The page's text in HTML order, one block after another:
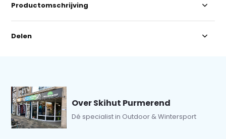
Productomschrijving
Delen
Over Skihut Purmerend
Dé specialist in Outdoor & Wintersport